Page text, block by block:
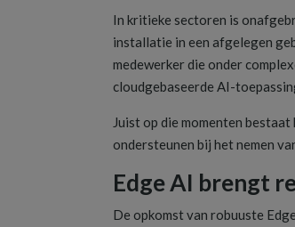
In kritieke sectoren is
installatie in een afgelegen
medewerker die onder
cloudgebaseerde AI-
Juist op die momenten
ondersteunen bij het nemen
Edge AI brengt
De opkomst van robuuste